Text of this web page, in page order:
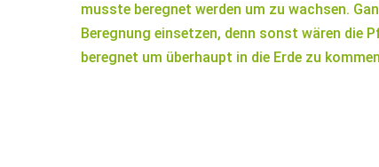
musste beregnet werden um zu wachsen.
Beregnung einsetzen, denn sonst wären die
beregnet um überhaupt in die Erde zu